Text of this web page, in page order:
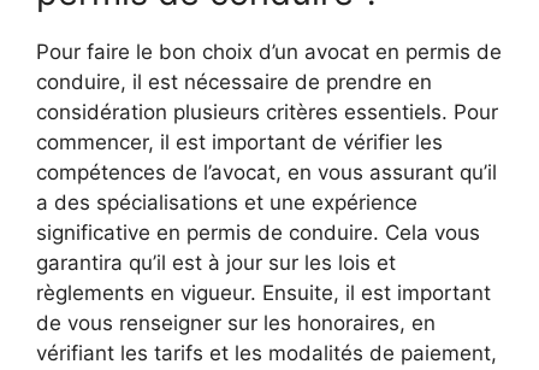
Pour faire le bon choix d’un avocat en permis de
conduire, il est nécessaire de prendre en
considération plusieurs critères essentiels. Pour
commencer, il est important de vérifier les
compétences de l’avocat, en vous assurant qu’il
a des spécialisations et une expérience
significative en permis de conduire. Cela vous
garantira qu’il est à jour sur les lois et
règlements en vigueur. Ensuite, il est important
de vous renseigner sur les honoraires, en
vérifiant les tarifs et les modalités de paiement,